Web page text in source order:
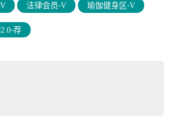
法律会员-V 瑜伽健身区-V
荐